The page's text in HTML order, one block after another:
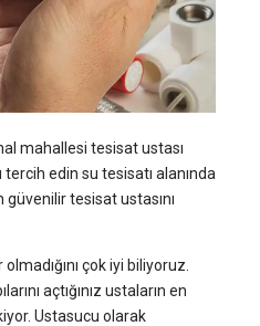
mahallesi tesisat ustası
edin su tesisatı alanında
tesisat ustasını
çok iyi biliyoruz.
açtığınız ustaların en
Ustasucu olarak